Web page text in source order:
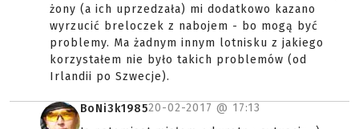
żony (a ich uprzedzała) mi dodatkowo kazano
wyrzucić breloczek z nabojem - bo mogą być
problemy. Ma żadnym innym lotnisku z jakiego
korzystałem nie było takich problemów (od
Irlandii po Szwecje).
BoNi3k198520-02-2017 @ 17:13